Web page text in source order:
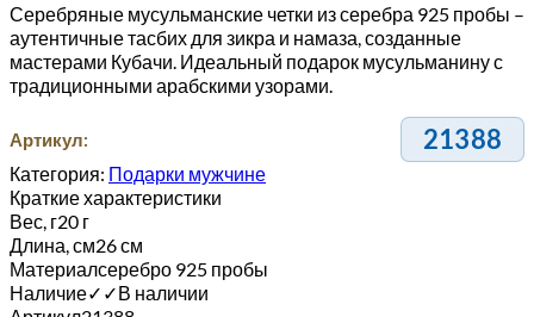
Серебряные мусульманские четки из серебра 925 пробы –
аутентичные тасбих для зикра и намаза, созданные
мастерами Кубачи. Идеальный подарок мусульманину с
традиционными арабскими узорами.
Артикул: 21388
Категория: Подарки мужчине
Краткие характеристики
Вес, г20 г
Длина, см26 см
Материалсеребро 925 пробы
Наличие✓ ✓В наличии